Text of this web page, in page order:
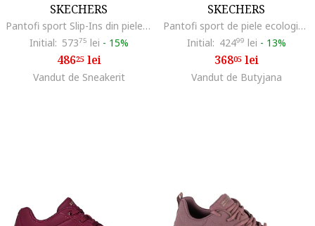
SKECHERS
Pantofi sport Slip-Ins din piele intoarsa Courtside-Cali, Rosu/Albastru deschis
Initial: 57375 lei - 15%
48625lei
Vandut de Sneakerit
SKECHERS
Pantofi sport de piele ecologica cu detaliu logo Uno
Initial: 42499 lei - 13%
36805lei
Vandut de Butyjana